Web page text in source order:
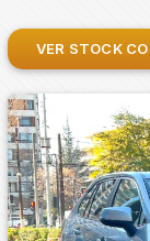
VER STOCK